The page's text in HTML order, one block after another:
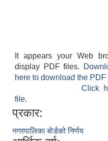
It appears your Web
display PDF files.
here to download the PDF
Click
file.
प्रकार:
नगरपालिका बोर्डको निर्णय